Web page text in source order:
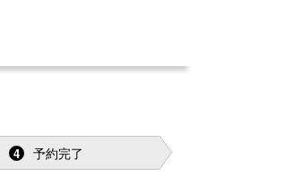
4 予約完了